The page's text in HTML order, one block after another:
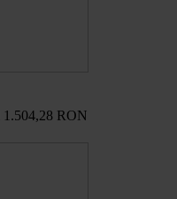
1.504,28 RON